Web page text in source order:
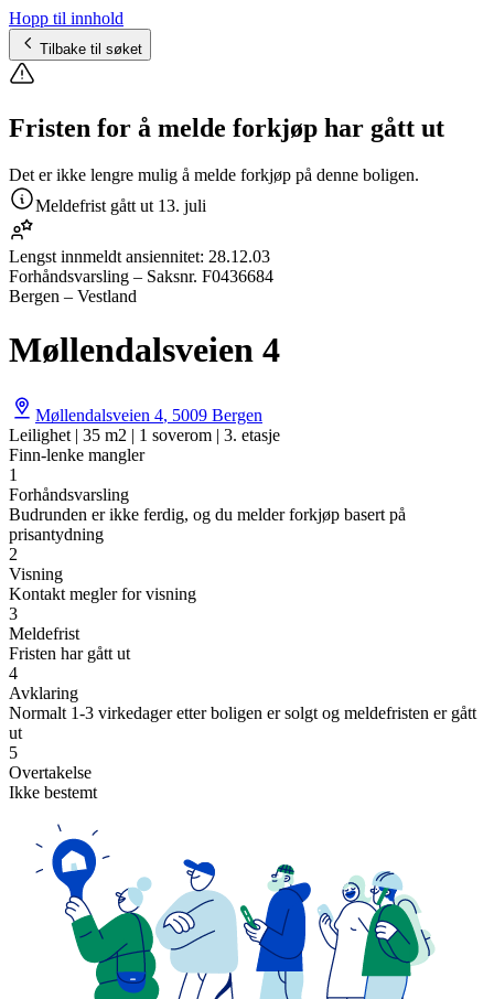
Hopp til innhold
Tilbake til søket
Fristen for å melde forkjøp har gått ut
Det er ikke lengre mulig å melde forkjøp på denne boligen.
Meldefrist gått ut 13. juli
Lengst innmeldt ansiennitet: 28.12.03
Forhåndsvarsling – Saksnr. F0436684
Bergen – Vestland
Møllendalsveien 4
Møllendalsveien 4, 5009 Bergen
Leilighet | 35 m2 | 1 soverom | 3. etasje
Finn-lenke mangler
1
Forhåndsvarsling
Budrunden er ikke ferdig, og du melder forkjøp basert på
prisantydning
2
Visning
Kontakt megler for visning
3
Meldefrist
Fristen har gått ut
4
Avklaring
Normalt 1-3 virkedager etter boligen er solgt og meldefristen er gått
ut
5
Overtakelse
Ikke bestemt